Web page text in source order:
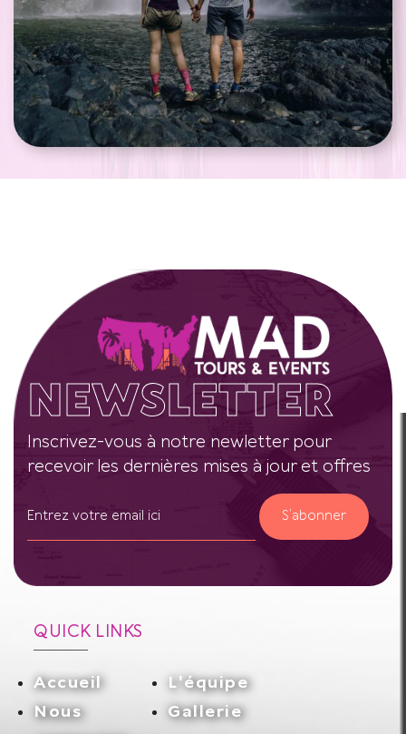
NEWSLETTER
Inscrivez-vous à notre newletter pour
recevoir les dernières mises à jour et offres
S’abonner
QUICK LINKS
Accueil
L'équipe
Nous
Gallerie